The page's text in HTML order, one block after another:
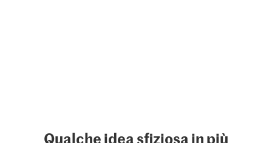
Qualche idea sfiziosa in più